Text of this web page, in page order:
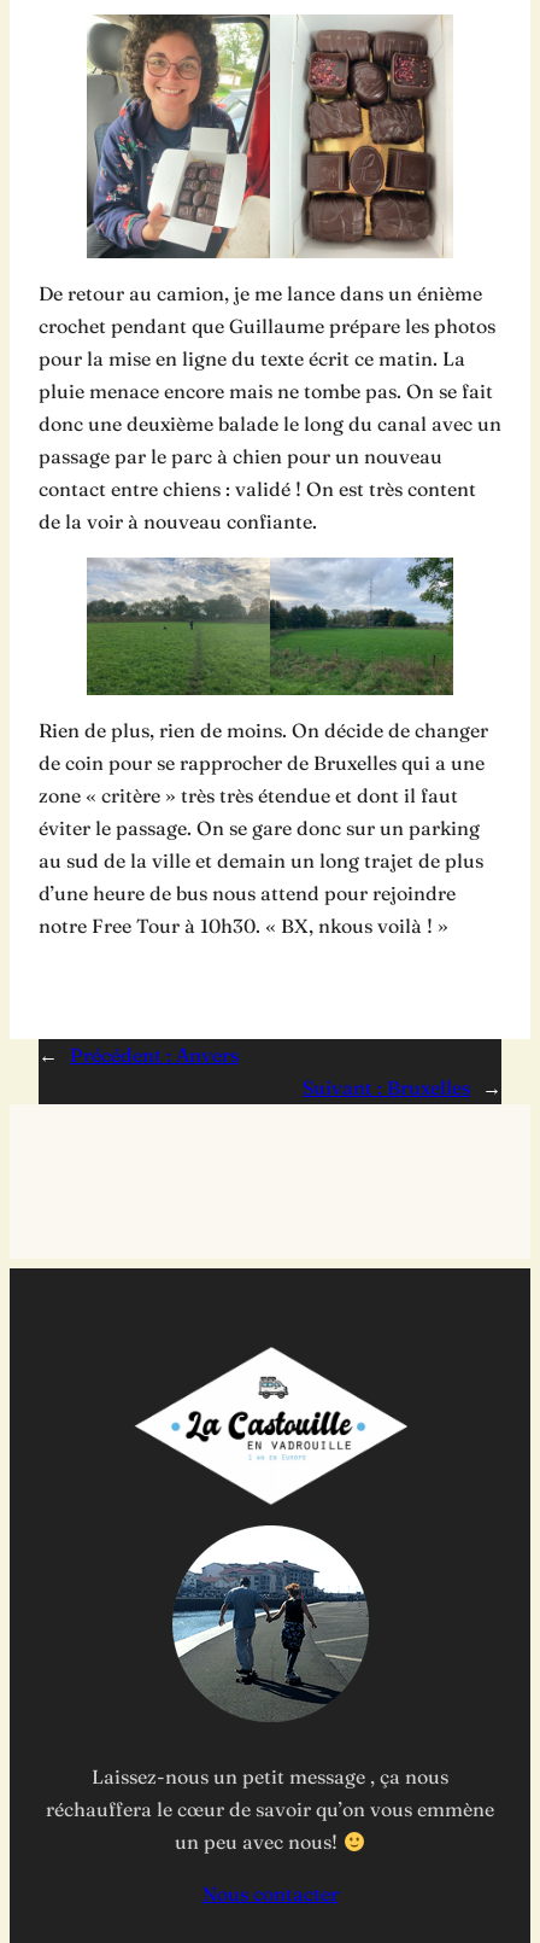
De retour au camion, je me lance dans un énième
crochet pendant que Guillaume prépare les photos
pour la mise en ligne du texte écrit ce matin. La
pluie menace encore mais ne tombe pas. On se fait
donc une deuxième balade le long du canal avec un
passage par le parc à chien pour un nouveau
contact entre chiens : validé ! On est très content
de la voir à nouveau confiante.
Rien de plus, rien de moins. On décide de changer
de coin pour se rapprocher de Bruxelles qui a une
zone « critère » très très étendue et dont il faut
éviter le passage. On se gare donc sur un parking
au sud de la ville et demain un long trajet de plus
d’une heure de bus nous attend pour rejoindre
notre Free Tour à 10h30. « BX, nkous voilà ! »
← Précédent : Anvers
Suivant : Bruxelles →
Laissez-nous un petit message , ça nous
réchauffera le cœur de savoir qu’on vous emmène
un peu avec nous!
Nous contacter